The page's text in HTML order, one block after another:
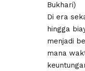
Bukhari)
Di era
hingga
menjadi
mana